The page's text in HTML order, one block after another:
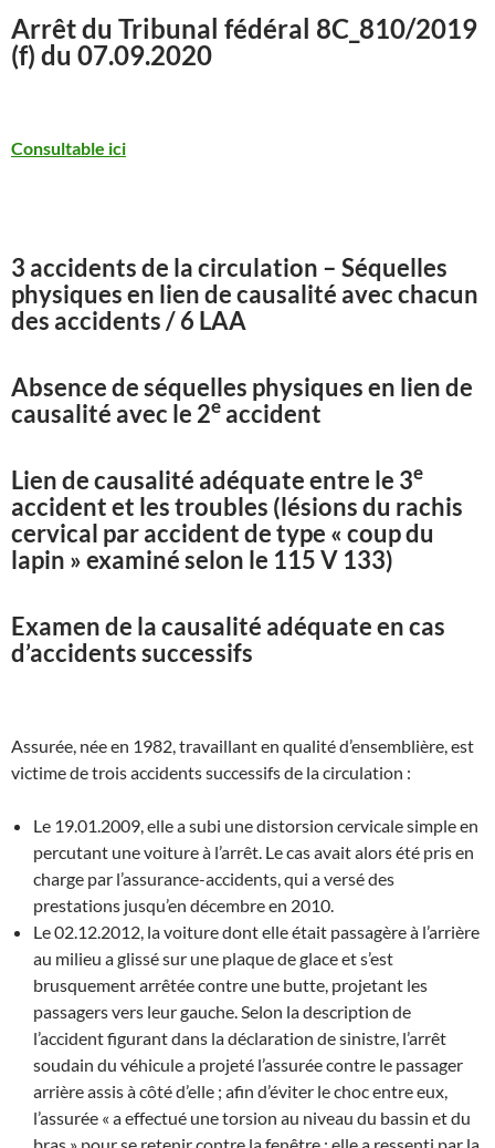
Arrêt du Tribunal fédéral 8C_810/2019
(f) du 07.09.2020
Consultable ici
3 accidents de la circulation – Séquelles
physiques en lien de causalité avec chacun
des accidents / 6 LAA
Absence de séquelles physiques en lien de
causalité avec le 2e accident
Lien de causalité adéquate entre le 3e
accident et les troubles (lésions du rachis
cervical par accident de type « coup du
lapin » examiné selon le 115 V 133)
Examen de la causalité adéquate en cas
d’accidents successifs
Assurée, née en 1982, travaillant en qualité d’ensemblière, est
victime de trois accidents successifs de la circulation :
Le 19.01.2009, elle a subi une distorsion cervicale simple en
percutant une voiture à l’arrêt. Le cas avait alors été pris en
charge par l’assurance-accidents, qui a versé des
prestations jusqu’en décembre en 2010.
Le 02.12.2012, la voiture dont elle était passagère à l’arrière
au milieu a glissé sur une plaque de glace et s’est
brusquement arrêtée contre une butte, projetant les
passagers vers leur gauche. Selon la description de
l’accident figurant dans la déclaration de sinistre, l’arrêt
soudain du véhicule a projeté l’assurée contre le passager
arrière assis à côté d’elle ; afin d’éviter le choc entre eux,
l’assurée « a effectué une torsion au niveau du bassin et du
bras » pour se retenir contre la fenêtre ; elle a ressenti par la